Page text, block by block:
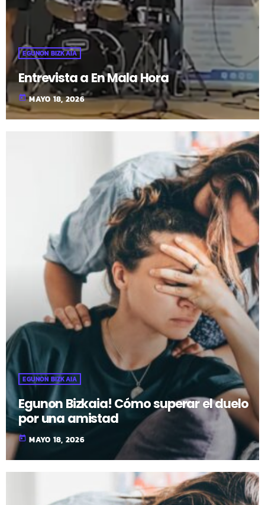
EGUNON BIZKAIA
Entrevista a En Mala Hora
today MAYO 18, 2026
EGUNON BIZKAIA
Egunon Bizkaia! Cómo superar el duelo
por una amistad
today MAYO 18, 2026